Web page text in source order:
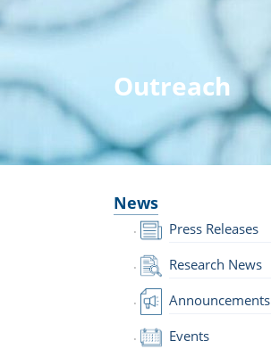
Outreach
News
Press Releases
Research News
Announcements
Events